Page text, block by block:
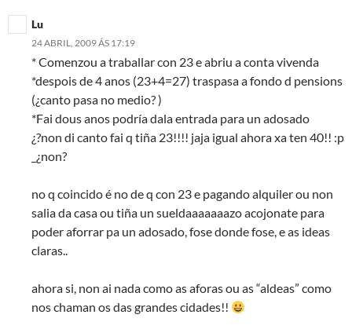
Lu
24 ABRIL, 2009 ÁS 17:19
* Comenzou a traballar con 23 e abriu a conta vivenda
*despois de 4 anos (23+4=27) traspasa a fondo d pensions
(¿canto pasa no medio? )
*Fai dous anos podría dala entrada para un adosado
¿?non di canto fai q tiña 23!!!! jaja igual ahora xa ten 40!! :p
_¿non?
no q coincido é no de q con 23 e pagando alquiler ou non
salia da casa ou tiña un sueldaaaaaaazo acojonate para
poder aforrar pa un adosado, fose donde fose, e as ideas
claras..
ahora si, non ai nada como as aforas ou as “aldeas” como
nos chaman os das grandes cidades!!